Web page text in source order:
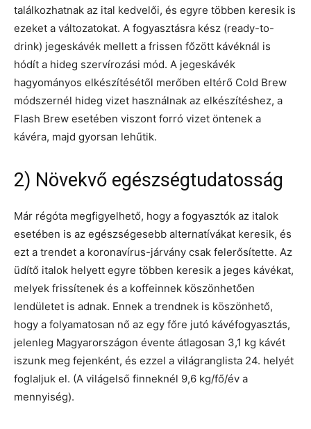
találkozhatnak az ital kedvelői, és egyre többen keresik is
ezeket a változatokat. A fogyasztásra kész (ready-to-
drink) jegeskávék mellett a frissen főzött kávéknál is
hódít a hideg szervírozási mód. A jegeskávék
hagyományos elkészítésétől merőben eltérő Cold Brew
módszernél hideg vizet használnak az elkészítéshez, a
Flash Brew esetében viszont forró vizet öntenek a
kávéra, majd gyorsan lehűtik.
2) Növekvő egészségtudatosság
Már régóta megfigyelhető, hogy a fogyasztók az italok
esetében is az egészségesebb alternatívákat keresik, és
ezt a trendet a koronavírus-járvány csak felerősítette. Az
üdítő italok helyett egyre többen keresik a jeges kávékat,
melyek frissítenek és a koffeinnek köszönhetően
lendületet is adnak. Ennek a trendnek is köszönhető,
hogy a folyamatosan nő az egy főre jutó kávéfogyasztás,
jelenleg Magyarországon évente átlagosan 3,1 kg kávét
iszunk meg fejenként, és ezzel a világranglista 24. helyét
foglaljuk el. (A világelső finneknél 9,6 kg/fő/év a
mennyiség).